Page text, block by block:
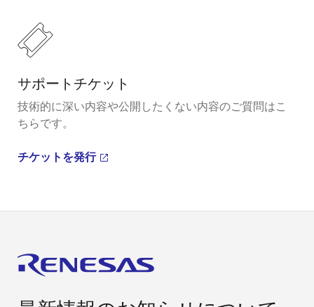
サポートチケット
技術的に深い内容や公開したくない内容のご質問はこ
ちらです。
チケットを発行